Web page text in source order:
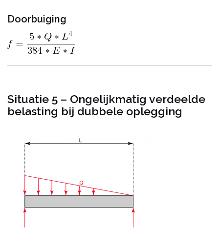
Doorbuiging
Situatie 5 – Ongelijkmatig verdeelde
belasting bij dubbele oplegging